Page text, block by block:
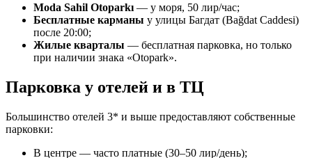
Moda Sahil Otoparkı — у моря, 50 лир/час;
Бесплатные карманы у улицы Багдат (Bağdat Caddesi)
после 20:00;
Жилые кварталы — бесплатная парковка, но только
при наличии знака «Otopark».
Парковка у отелей и в ТЦ
Большинство отелей 3* и выше предоставляют собственные
парковки:
В центре — часто платные (30–50 лир/день);